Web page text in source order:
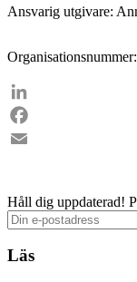
Ansvarig utgivare:
LinkedIn
Facebook
Håll dig uppdaterad!
Läs